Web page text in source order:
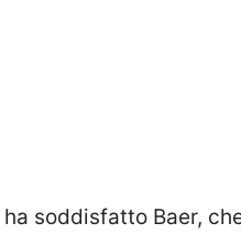
soddisfatto Baer,